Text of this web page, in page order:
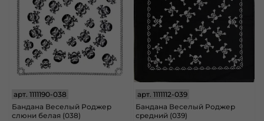
арт. 1111190-038
Бандана Веселый Роджер
слюни белая (038)
арт.1111112-039
Бандана Веселый Роджер
средний (039)